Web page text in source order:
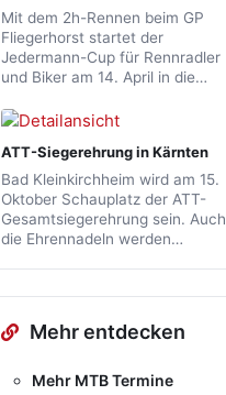
Mit dem 2h-Rennen beim GP
Fliegerhorst startet der
Jedermann-Cup für Rennradler
und Biker am 14. April in die…
ATT-Siegerehrung in Kärnten
Bad Kleinkirchheim wird am 15.
Oktober Schauplatz der ATT-
Gesamtsiegerehrung sein. Auch
die Ehrennadeln werden…
Mehr entdecken
Mehr MTB Termine